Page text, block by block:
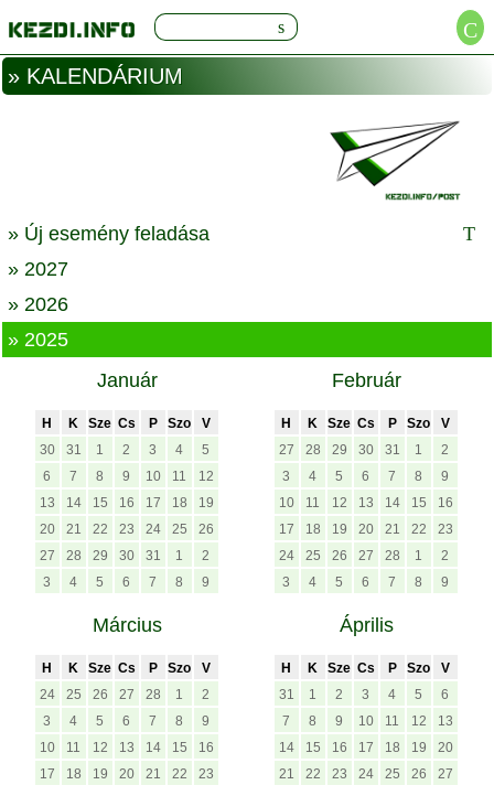
» KALENDÁRIUM
» Új esemény feladása
» 2027
» 2026
» 2025
Január
H K Sze Cs P Szo
V
30
31 1 2 3 4
5
6
7 8 9 10 11
12
13
14 15 16 17 18
19
20
21 22 23 24 25
26
27
28 29 30 31 1
2
3
4 5 6 7 8 9
Február
H K Sze Cs P Szo
V
27
28 29 30 31 1
2
3
4 5 6 7 8
9
10
11 12 13 14 15
16
17
18 19 20 21 22
23
24
25 26 27 28 1
2
3
4 5 6 7 8 9
Március
H K Sze Cs P Szo
V
24
25 26 27 28 1
2
3
4 5 6 7 8
9
10
11 12 13 14 15
16
17
18 19 20 21 22
23
Április
H K Sze Cs P Szo
V
31
1 2 3 4 5
6
7
8 9 10 11 12
13
14
15 16 17 18 19
20
21
22 23 24 25 26
27